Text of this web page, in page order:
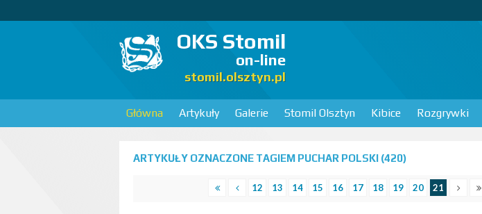
OKS Stomil
on-line
stomil.olsztyn.pl
Główna Artykuły Galerie Stomil Olsztyn Kibice Rozgrywki
ARTYKUŁY OZNACZONE TAGIEM PUCHAR POLSKI (420)
12 13 14 15 16 17 18 19 20 21